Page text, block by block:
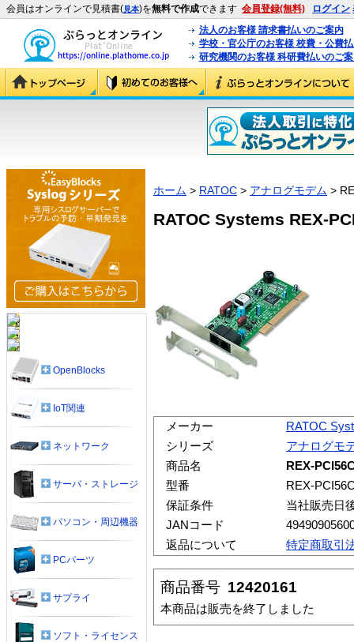
会員はオンラインで見積書(見本)を無料で作成できます 会員登録(無料) ログイン
法人のお客様 請求書払いのご案内
学校・官公庁のお客様 校費・公費
研究機関のお客様 科研費払いのご
ホーム > RATOC > アナログモデム >
RATOC Systems REX-
メーカー
RATOC
シリーズ
アナログモ
商品名
REX-
型番
REX-
保証条件
当社販売日
JANコード
返品について
特定商取引
商品番号 12420161
本商品は販売を終了しました
OpenBlocks
IoT関連
ネットワーク
サーバ・ストレージ
パソコン・周辺機器
PCパーツ
サプライ
ソフト・ライセンス